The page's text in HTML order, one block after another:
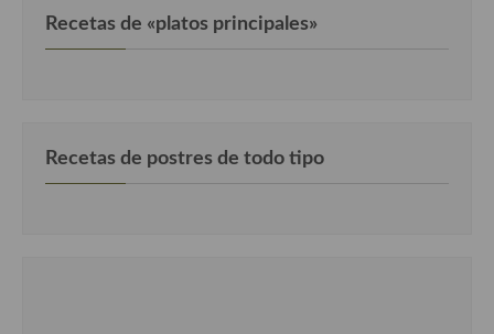
Recetas de «platos principales»
Recetas de postres de todo tipo